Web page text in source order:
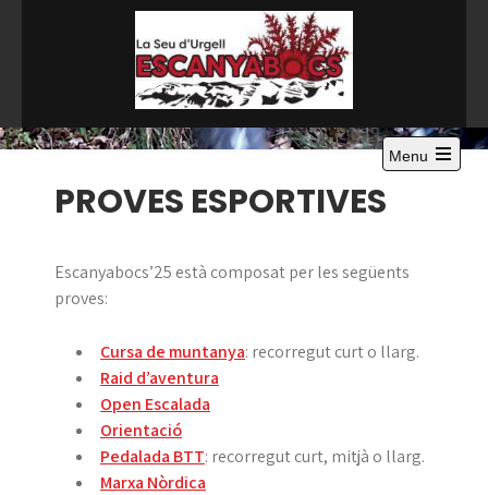
Menu
Open
PROVES ESPORTIVES
Escanyabocs’25 està composat per les següents
proves:
Cursa de muntanya: recorregut curt o llarg.
Raid d’aventura
Open Escalada
Orientació
Pedalada BTT: recorregut curt, mitjà o llarg.
Marxa Nòrdica